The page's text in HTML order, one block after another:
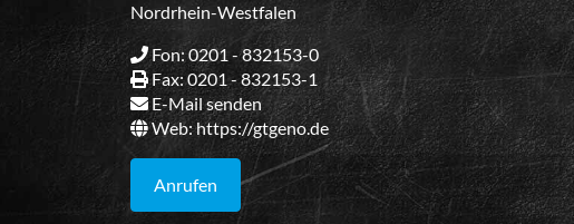
Nordrhein-Westfalen
Fon: 0201 - 832153-0
Fax: 0201 - 832153-1
E-Mail senden
Web:https://gtgeno.de
Anrufen